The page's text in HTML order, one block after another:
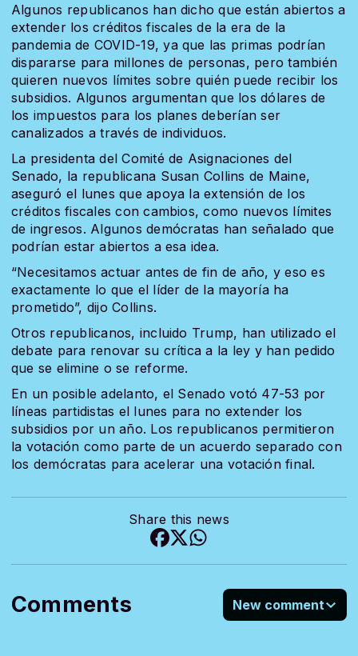
Algunos republicanos han dicho que están abiertos a
extender los créditos fiscales de la era de la
pandemia de COVID-19, ya que las primas podrían
dispararse para millones de personas, pero también
quieren nuevos límites sobre quién puede recibir los
subsidios. Algunos argumentan que los dólares de
los impuestos para los planes deberían ser
canalizados a través de individuos.
La presidenta del Comité de Asignaciones del
Senado, la republicana Susan Collins de Maine,
aseguró el lunes que apoya la extensión de los
créditos fiscales con cambios, como nuevos límites
de ingresos. Algunos demócratas han señalado que
podrían estar abiertos a esa idea.
“Necesitamos actuar antes de fin de año, y eso es
exactamente lo que el líder de la mayoría ha
prometido”, dijo Collins.
Otros republicanos, incluido Trump, han utilizado el
debate para renovar su crítica a la ley y han pedido
que se elimine o se reforme.
En un posible adelanto, el Senado votó 47-53 por
líneas partidistas el lunes para no extender los
subsidios por un año. Los republicanos permitieron
la votación como parte de un acuerdo separado con
los demócratas para acelerar una votación final.
Share this news
Comments New comment